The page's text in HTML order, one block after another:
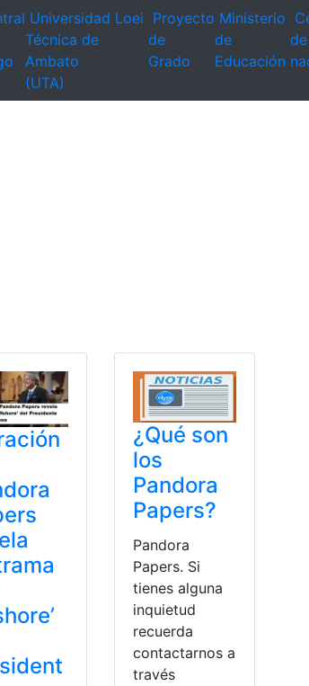
Universidad
Técnica de
Ambato
(UTA)
Loei Proyecto
de
Grado
Ministerio
de
Educación
de
¿Qué son
los
Pandora
Papers?
Pandora
Papers. Si
tienes alguna
inquietud
recuerda
contactarnos a
través